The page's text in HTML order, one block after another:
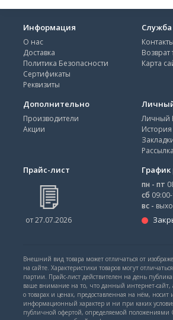
Информация
О нас
Доставка
Политика Безопасности
Сертификаты
Реквизиты
Контакты
Возврат
Карта
Дополнительно
Производители
Акции
Личный
История
Рассылка
Прайс-лист
от 27.07.2026
пн - пт
сб
вс -
Внешний вид товара может отличаться от
на сайте. Характеристики товаров могут
партии. Прайс-лист действителен на день
ваше внимание на то, что данный интернет-сайт,
о товарах и ценах, предоставленная на нём,
информационный характер и ни при каких
публичной офертой, определяемой положениями